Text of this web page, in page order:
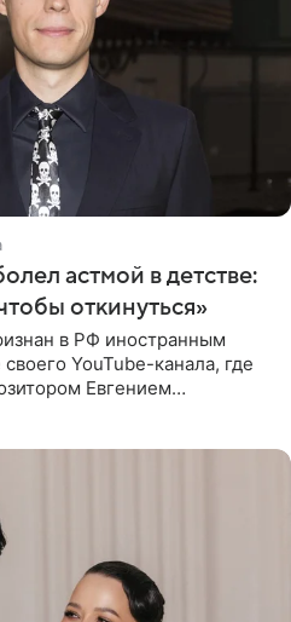
астмой в детстве:
откинуться»
в РФ иностранным
YouTube-канала, где
Евгением